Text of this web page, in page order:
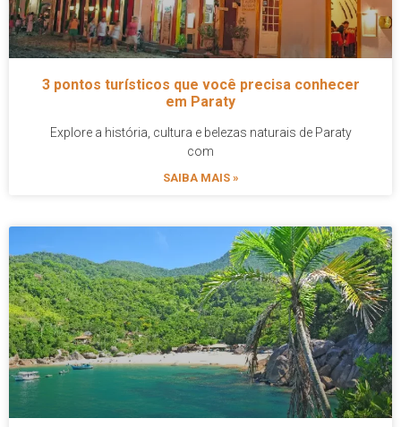
3 pontos turísticos que você precisa conhecer
em Paraty
Explore a história, cultura e belezas naturais de Paraty
com
SAIBA MAIS »